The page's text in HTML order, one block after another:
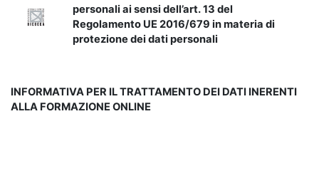
personali ai sensi dell’art. 13 del
Regolamento UE 2016/679 in materia di
protezione dei dati personali
INFORMATIVA PER IL TRATTAMENTO DEI DATI INERENTI
ALLA FORMAZIONE ONLINE